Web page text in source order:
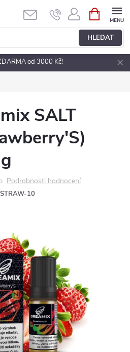
HLEDAT
NÁKUPNÍ
KOŠÍK
od 3000 Kč!
SALT
Podrobnosti hodnocení
10